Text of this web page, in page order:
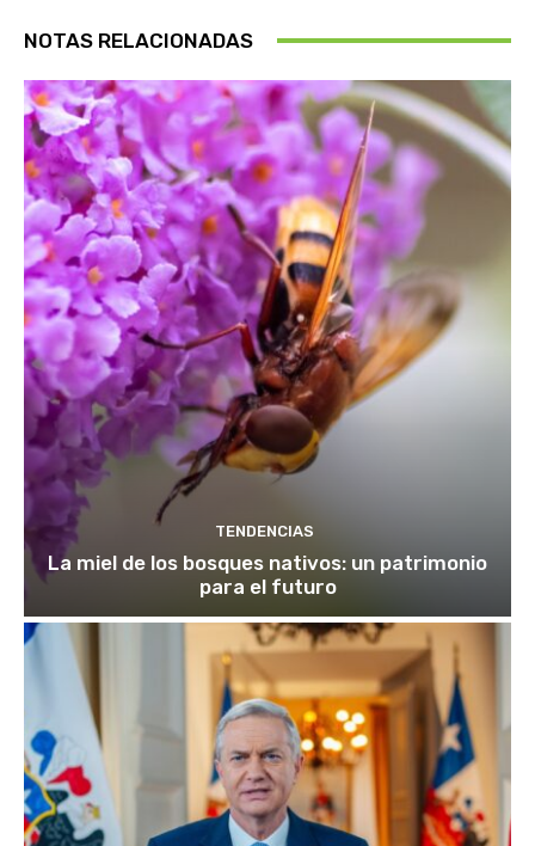
NOTAS RELACIONADAS
TENDENCIAS
La miel de los bosques nativos: un patrimonio
para el futuro